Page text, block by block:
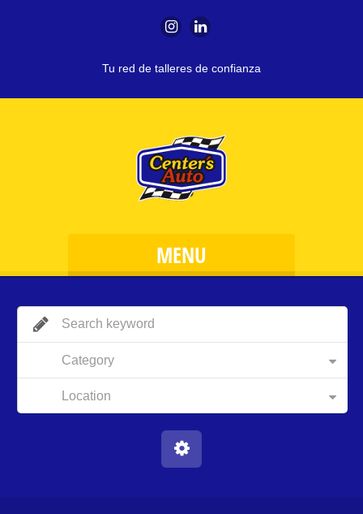
Tu red de talleres de confianza
MENU
Category
Location